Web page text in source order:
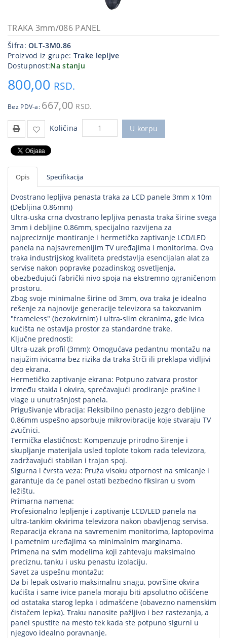
priključci
Kućna
tehnika
Poslovna
program
TRAKA 3mm/086 PANEL
Šifra:OLT-3M0.86
Proizvod iz grupe: Trake lepljve
Dostupnost:Na stanju
800,00 RSD.
Bez PDV-a: 667,00 RSD.
Količina U korpu
Opis Specifikacija
Dvostrano lepljiva penasta traka za LCD panele 3mm x 10m
(Debljina 0.86mm)
Ultra-uska crna dvostrano lepljiva penasta traka širine svega
3mm i debljine 0.86mm, specijalno razvijena za
najpreciznije montiranje i hermetičko zaptivanje LCD/LED
panela na najsavremenijim TV uređajima i monitorima. Ova
traka industrijskog kvaliteta predstavlja esencijalan alat za
servise nakon popravke pozadinskog osvetljenja,
obezbeđujući fabrički nivo spoja na ekstremno ograničenom
prostoru.
Zbog svoje minimalne širine od 3mm, ova traka je idealno
rešenje za najnovije generacije televizora sa takozvanim
"frameless" (bezokvirnim) i ultra-slim ekranima, gde ivica
kućišta ne ostavlja prostor za standardne trake.
Ključne prednosti:
Ultra-uzak profil (3mm): Omogućava pedantnu montažu na
najužim ivicama bez rizika da traka štrči ili preklapa vidljivi
deo ekrana.
Hermetičko zaptivanje ekrana: Potpuno zatvara prostor
između stakla i okvira, sprečavajući prodiranje prašine i
vlage u unutrašnjost panela.
Prigušivanje vibracija: Fleksibilno penasto jezgro debljine
0.86mm uspešno apsorbuje mikrovibracije koje stvaraju TV
zvučnici.
Termička elastičnost: Kompenzuje prirodno širenje i
skupljanje materijala usled toplote tokom rada televizora,
zadržavajući stabilan i trajan spoj.
Sigurna i čvrsta veza: Pruža visoku otpornost na smicanje i
garantuje da će panel ostati bezbedno fiksiran u svom
ležištu.
Primarna namena:
Profesionalno lepljenje i zaptivanje LCD/LED panela na
ultra-tankim okvirima televizora nakon obavljenog servisa.
Reparacija ekrana na savremenim monitorima, laptopovima
i pametnim uređajima sa minimalnim marginama.
Primena na svim modelima koji zahtevaju maksimalno
preciznu, tanku i usku penastu izolaciju.
Savet za uspešnu montažu:
Da bi lepak ostvario maksimalnu snagu, površine okvira
kućišta i same ivice panela moraju biti apsolutno očišćene
od ostataka starog lepka i odmašćene (obavezno namenskim
čistačem lepka). Traku nanosite pažljivo i bez rastezanja, a
panel spustite na mesto tek kada ste potpuno sigurni u
njegovo idealno poravnanje.